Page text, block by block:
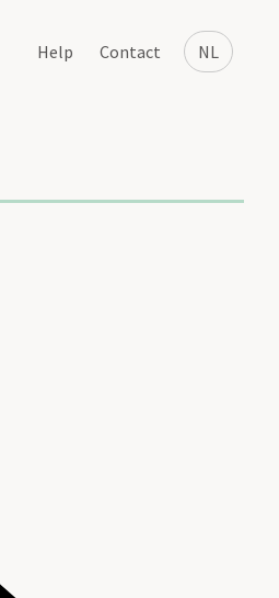
NL
Help Contact